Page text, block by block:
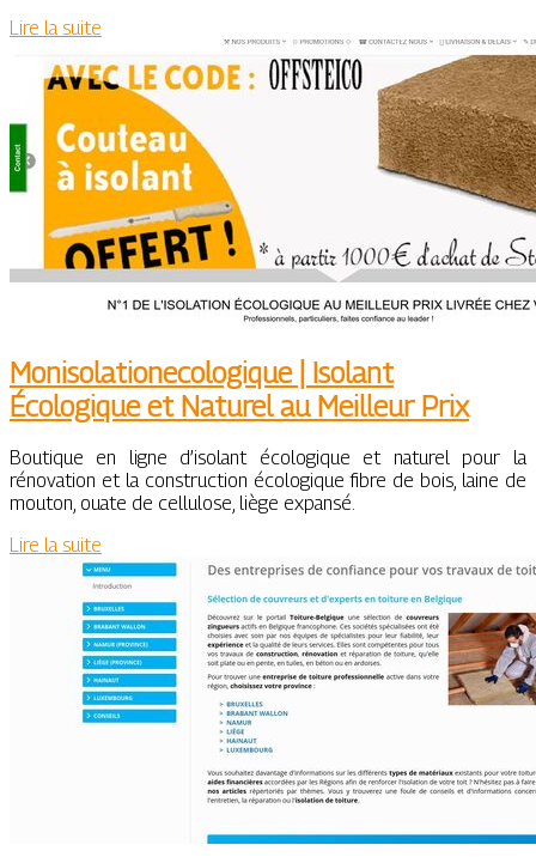
Lire la suite
Monisolationecologi­que | Isolant
Écologique et Naturel au Meilleur Prix
Boutique en ligne d’isolant écologique et naturel pour la
rénovation et la construction écologique fibre de bois, laine de
mouton, ouate de cellulose, liège expansé.
Lire la suite